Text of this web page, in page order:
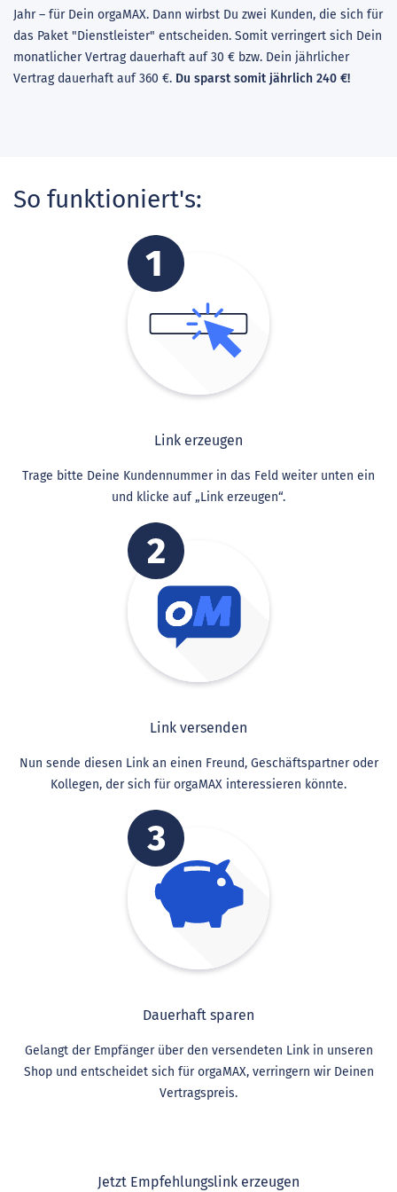
Jahr – für Dein orgaMAX. Dann wirbst Du zwei Kunden, die sich für
das Paket "Dienstleister" entscheiden. Somit verringert sich Dein
monatlicher Vertrag dauerhaft auf 30 € bzw. Dein jährlicher
Vertrag dauerhaft auf 360 €. Du sparst somit jährlich 240 €!
So funktioniert's:
Link erzeugen
Trage bitte Deine Kundennummer in das Feld weiter unten ein
und klicke auf „Link erzeugen“.
Link versenden
Nun sende diesen Link an einen Freund, Geschäftspartner oder
Kollegen, der sich für orgaMAX interessieren könnte.
Dauerhaft sparen
Gelangt der Empfänger über den versendeten Link in unseren
Shop und entscheidet sich für orgaMAX, verringern wir Deinen
Vertragspreis.
Jetzt Empfehlungslink erzeugen